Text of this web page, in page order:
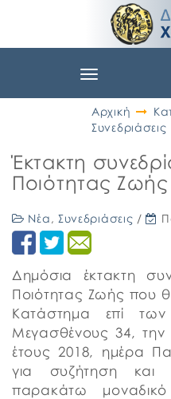
Toggle
Αρχική
Συνεδριάσεις
Έκτακτη
Ποιότητας
Νέα , Συνεδριάσεις /
Δημόσια έκτακτη
Ποιότητας Ζωής που
Κατάστημα επί
Μεγασθένους 34, την
έτους 2018, ημέρα
για συζήτηση
παρακάτω